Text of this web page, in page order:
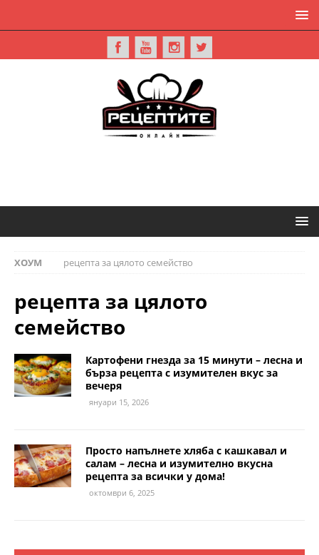
ХОУМ рецепта за цялото семейство
рецепта за цялото
семейство
Картофени гнезда за 15 минути – лесна и
бърза рецепта с изумителен вкус за
вечеря
януари 15, 2026
Просто напълнете хляба с кашкавал и
салам – лесна и изумително вкусна
рецепта за всички у дома!
октомври 6, 2025